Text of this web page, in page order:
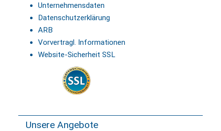
Unternehmensdaten
Datenschutzerklärung
ARB
Vorvertragl. Informationen
Website-Sicherheit SSL
Unsere Angebote